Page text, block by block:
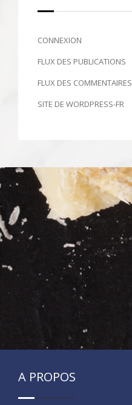
CONNEXION
FLUX DES PUBLICATIONS
FLUX DES COMMENTAIRES
SITE DE WORDPRESS-FR
A PROPOS